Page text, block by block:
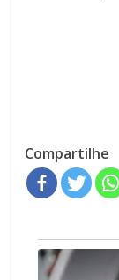
Compartilhe